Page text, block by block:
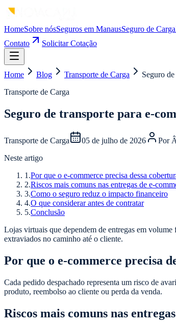
HomeSobre nósSeguros em ManausSeguro de Carga
Contato
Solicitar Cotação
Home Blog Transporte de Carga
Seguro
Transporte de Carga
Seguro de transporte para e-
Transporte de Carga 05 de julho de 2026 Por
Neste artigo
1 .Por que o e-commerce precisa dessa
2.Riscos mais comuns nas entregas de e-
3.Como o seguro reduz o impacto financeiro
4.O que considerar antes de contratar
5.Conclusão
Lojas virtuais que dependem de entregas em
extraviados no caminho até o cliente.
Por que o e-commerce precisa
Cada pedido despachado representa um risco de
produto, reembolso ao cliente ou perda da venda.
Riscos mais comuns nas